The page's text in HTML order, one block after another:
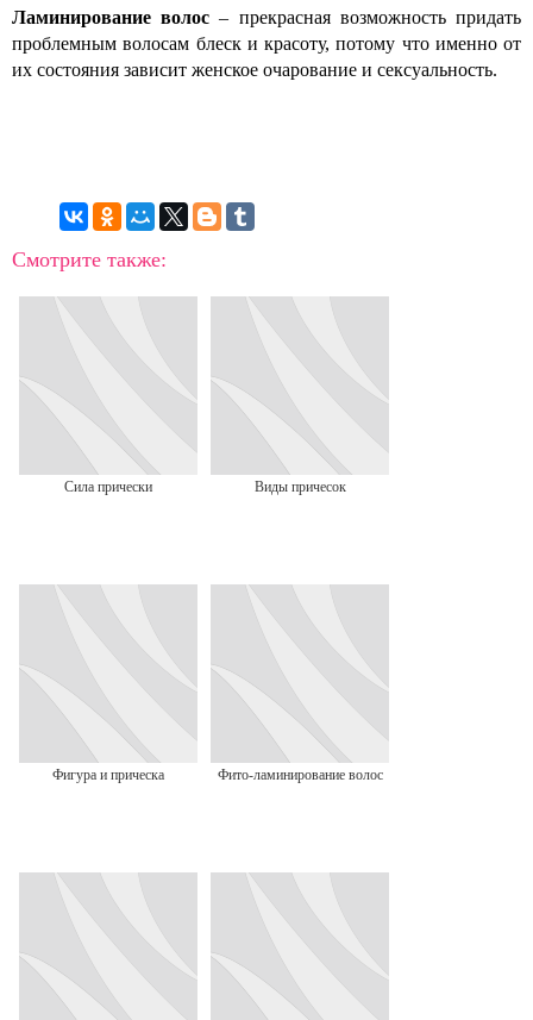
Ламинирование волос – прекрасная возможность придать
проблемным волосам блеск и красоту, потому что именно от
их состояния зависит женское очарование и сексуальность.
Смотрите также:
Сила прически Виды причесок
Фигура и прическа Фито-ламинирование волос